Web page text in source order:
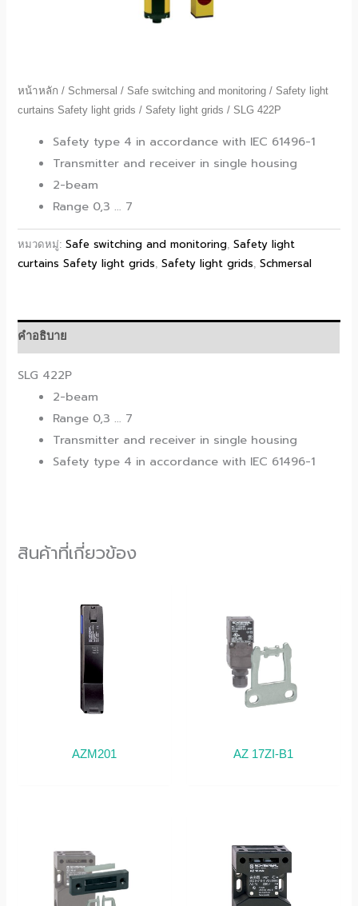
หน้าหลัก / Schmersal / Safe switching and monitoring / Safety light
curtains Safety light grids / Safety light grids / SLG 422P
Safety type 4 in accordance with IEC 61496-1
Transmitter and receiver in single housing
2-beam
Range 0,3 … 7
หมวดหมู่:Safe switching and monitoring ,Safety light
curtains Safety light grids ,Safety light grids ,Schmersal
คำอธิบาย
SLG 422P
2-beam
Range 0,3 … 7
Transmitter and receiver in single housing
Safety type 4 in accordance with IEC 61496-1
สินค้าที่เกี่ยวข้อง
AZM201 AZ 17ZI-B1